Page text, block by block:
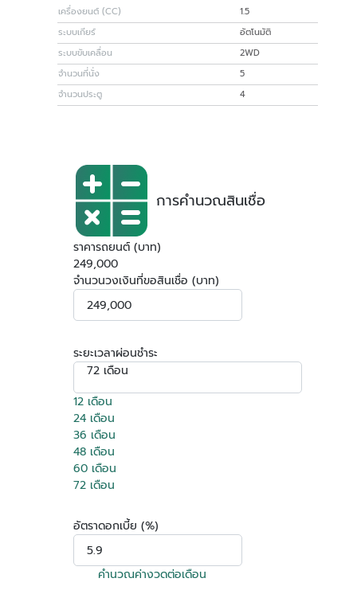
เครื่องยนต์ (CC)
1.5
ระบบเกียร์
อัตโนมัติ
ระบบขับเคลื่อน
2WD
จำนวนที่นั่ง
5
จำนวนประตู
4
การคำนวณสินเชื่อ
ราคารถยนต์ (บาท)
249,000
จำนวนวงเงินที่ขอสินเชื่อ (บาท)
ระยะเวลาผ่อนชำระ
72 เดือน
12 เดือน
24 เดือน
36 เดือน
48 เดือน
60 เดือน
72 เดือน
อัตราดอกเบี้ย (%)
คำนวณค่างวดต่อเดือน